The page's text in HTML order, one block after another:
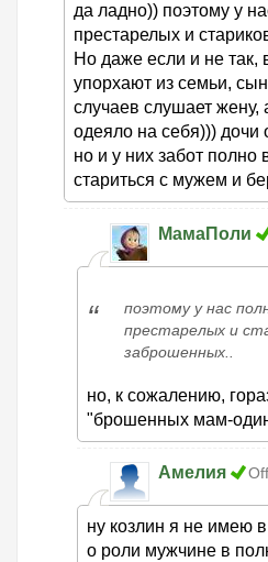
да ладно)) поэтому у
престарелых и
Но даже если и не так,
упорхают из семьи,
случаев слушает жену,
одеяло на себя)))
но и у них забот полно
стариться с мужем и
МамаПоли
поэтому у нас
престарелых и
заброшенных..
но, к сожалению,
"брошенных мам-
Амелия
ну козлин я не имею
о роли мужчине в